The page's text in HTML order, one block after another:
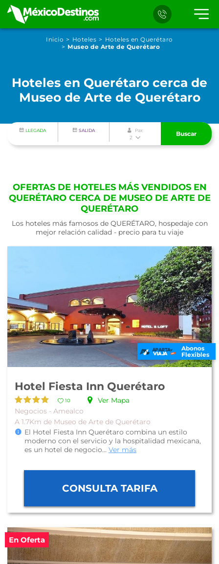
Inicio Hoteles
Hoteles en Querétaro
Museo de Arte de Querétaro
Hoteles en Querétaro cerca de
Museo de Arte de Querétaro
LLEGADA SALIDA Pax
2
Buscar
OFERTAS DE HOTELES MÁS VENDIDOS EN
QUERÉTARO CERCA DE MUSEO DE ARTE DE
QUERÉTARO
Los hoteles más famosos de QUERÉTARO, hospedaje con
mejor relación calidad - precio para tu viaje
Abonos
Flexibles
Hotel Fiesta Inn Querétaro
10
Ver Mapa
Negocios - Amealco
A 1.7Km de Museo de Arte de Querétaro
El Hotel Fiesta Inn Querétaro combina un estilo
moderno con el servicio y la hospitalidad mexicana,
es un hotel de negocio... Ver más
CONSULTA TARIFA
En Oferta